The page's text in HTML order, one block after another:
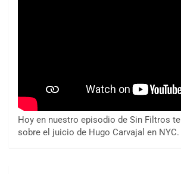
Hoy en nuestro episodio de Sin Filtros
sobre el juicio de Hugo Carvajal en NYC.